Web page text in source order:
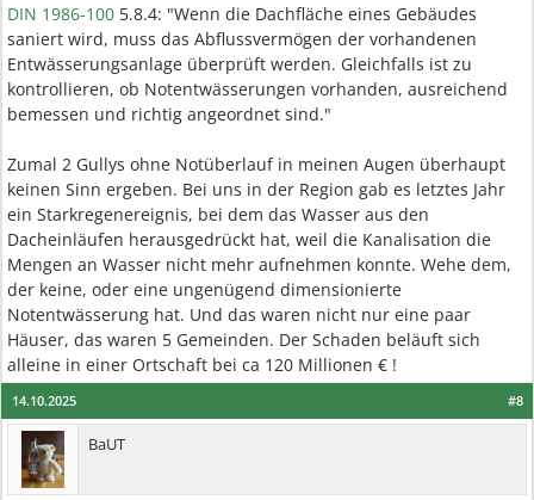
DIN 1986-100 5.8.4: "Wenn die Dachfläche eines Gebäudes
saniert wird, muss das Abflussvermögen der vorhandenen
Entwässerungsanlage überprüft werden. Gleichfalls ist zu
kontrollieren, ob Notentwässerungen vorhanden, ausreichend
bemessen und richtig angeordnet sind."
Zumal 2 Gullys ohne Notüberlauf in meinen Augen überhaupt
keinen Sinn ergeben. Bei uns in der Region gab es letztes Jahr
ein Starkregenereignis, bei dem das Wasser aus den
Dacheinläufen herausgedrückt hat, weil die Kanalisation die
Mengen an Wasser nicht mehr aufnehmen konnte. Wehe dem,
der keine, oder eine ungenügend dimensionierte
Notentwässerung hat. Und das waren nicht nur eine paar
Häuser, das waren 5 Gemeinden. Der Schaden beläuft sich
alleine in einer Ortschaft bei ca 120 Millionen € !
#8
14.10.2025
BaUT